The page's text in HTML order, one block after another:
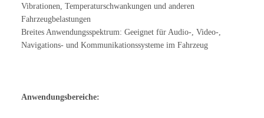
Vibrationen, Temperaturschwankungen und anderen
Fahrzeugbelastungen
Breites Anwendungsspektrum: Geeignet für Audio-, Video-,
Navigations- und Kommunikationssysteme im Fahrzeug
Anwendungsbereiche: